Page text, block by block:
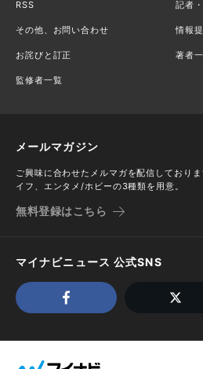
RSS 記者
その他、お問い合わせ 情報
お詫びと訂正 著者
監修者一覧
メールマガジン
ご興味に合わせたメルマガを配信しており
イフ、エンタメ/ホビーの3種類を用意。
無料登録はこちら
マイナビニュース 公式SNS